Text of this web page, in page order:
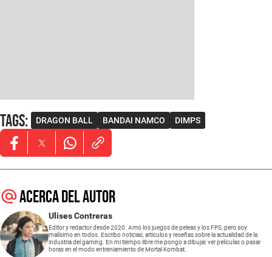
Tags: DRAGON BALL BANDAI NAMCO DIMPS
Opens in new window
Opens in new window
Opens in new window
Acerca del autor
Ulises Contreras
Editor y redactor desde 2020. Amo los juegos de peleas y los FPS, pero soy
malísimo en todos. Escribo noticias, artículos y reseñas sobre la actualidad de la
industria del gaming. En mi tiempo libre me pongo a dibujar, ver películas o pasar
horas en el modo entreniamiento de Mortal Kombat.